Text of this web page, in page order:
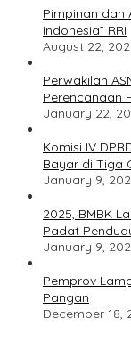
Pimpinan dan
Indonesia” RRI
August 22,
Perwakilan
Perencanaan
January 22,
Komisi IV
Bayar di Tiga
January 9,
2025, BMBK
Padat
January 9,
Pemprov
Pangan
December 18,